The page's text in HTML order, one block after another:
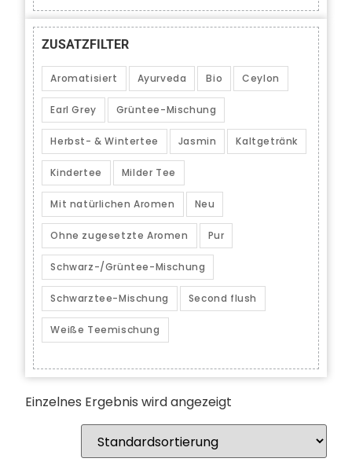
ZUSATZFILTER
Aromatisiert Ayurveda Bio Ceylon
Earl Grey Grüntee-Mischung
Herbst- & Wintertee Jasmin Kaltgetränk
Kindertee Milder Tee
Mit natürlichen Aromen Neu
Ohne zugesetzte Aromen Pur
Schwarz-/Grüntee-Mischung
Schwarztee-Mischung Second flush
Weiße Teemischung
Einzelnes Ergebnis wird angezeigt